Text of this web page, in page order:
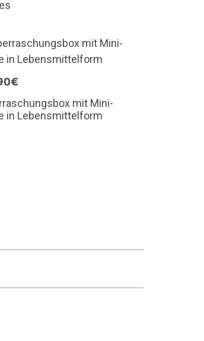
mit Mini-
in Lebensmittelform